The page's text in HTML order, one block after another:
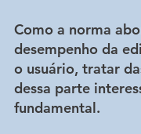
Como a norma
desempenho da
o usuário, tratar
dessa parte
fundamental.